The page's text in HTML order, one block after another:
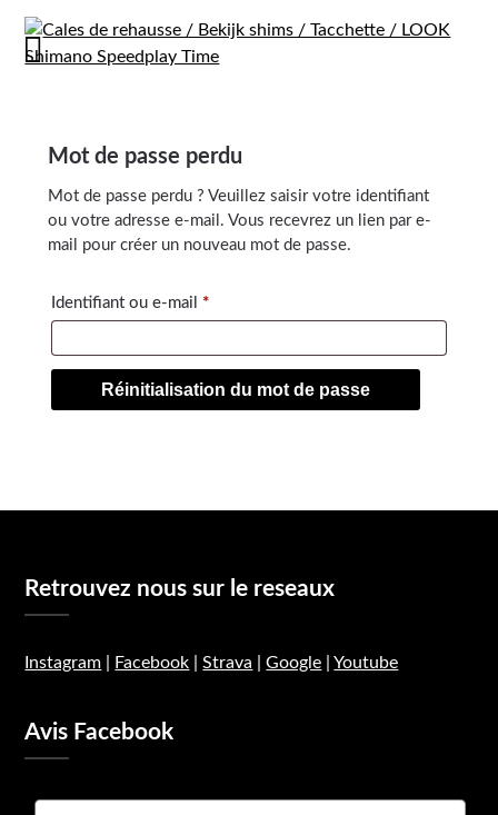
Mot de passe perdu
Mot de passe perdu ? Veuillez saisir votre identifiant
ou votre adresse e-mail. Vous recevrez un lien par e-
mail pour créer un nouveau mot de passe.
Identifiant ou e-mail *
Réinitialisation du mot de passe
Retrouvez nous sur le reseaux
Instagram Facebook |Strava |Google |Youtube
Avis Facebook